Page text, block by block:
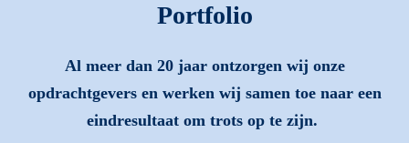
Portfolio
Al meer dan 20 jaar ontzorgen wij onze
opdrachtgevers en werken wij samen toe naar een
eindresultaat om trots op te zijn.